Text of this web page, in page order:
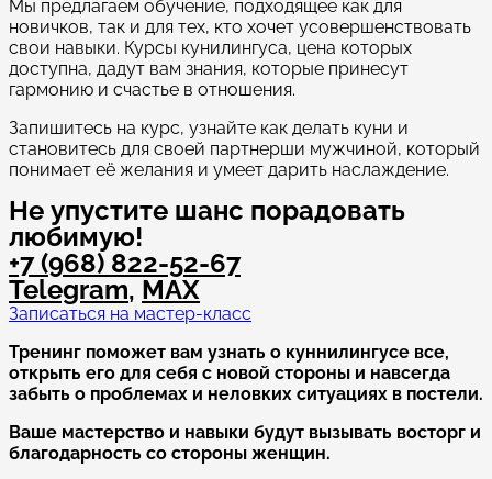
Мы предлагаем обучение, подходящее как для
новичков, так и для тех, кто хочет усовершенствовать
свои навыки. Курсы кунилингуса, цена которых
доступна, дадут вам знания, которые принесут
гармонию и счастье в отношения.
Запишитесь на курс, узнайте как делать куни и
становитесь для своей партнерши мужчиной, который
понимает её желания и умеет дарить наслаждение.
Не упустите шанс порадовать
любимую!
+7 (968) 822-52-67
Telegram, MAX
Записаться на мастер-класс
Тренинг поможет вам узнать о куннилингусе все,
открыть его для себя с новой стороны и навсегда
забыть о проблемах и неловких ситуациях в постели.
Ваше мастерство и навыки будут вызывать восторг и
благодарность со стороны женщин.